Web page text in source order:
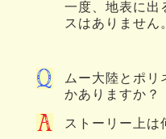
一度、地表に出
スはありません
ムー大陸とポリ
かありますか？
ストーリー上は